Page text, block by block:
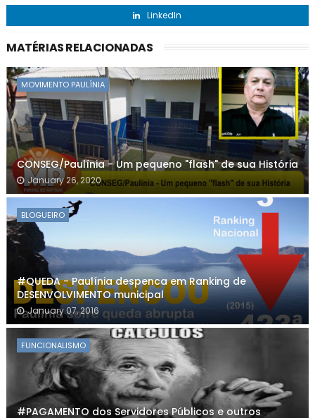
LinkedIn
MATÉRIAS RELACIONADAS
MOVIMENTO PAULÍNIA
CONSEG/Paulínia - Um pequeno "flash" de sua História
January 26, 2020
BLOGUEIRO
#QUEDA - Paulínia despenca em Ranking de
DESENVOLVIMENTO municipal
January 07, 2016
FUNCIONALISMO
#PAGAMENTO dos Servidores Públicos e outros